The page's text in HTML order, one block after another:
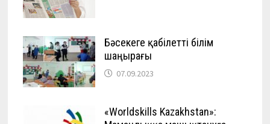
Бәсекеге қабілетті білім
шаңырағы
07.09.2023
«Worldskills Kazakhstan»: